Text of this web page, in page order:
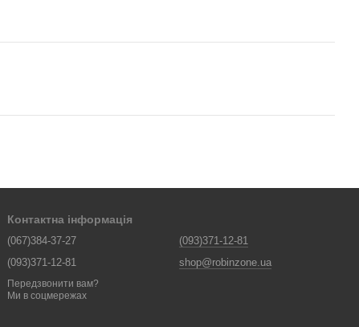
Контактна інформація
(067)384-37-27
(093)371-12-81
Передзвонити вам?
(093)371-12-81
shop@robinzone.ua
Ми в соцмережах